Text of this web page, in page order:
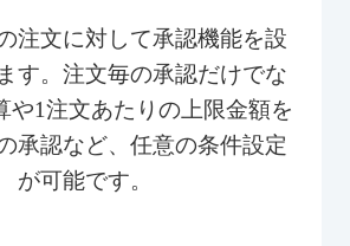
注文に対して承認機能を設
す。注文毎の承認だけでな
や1注文あたりの上限金額を
承認など、任意の条件設定
が可能です。